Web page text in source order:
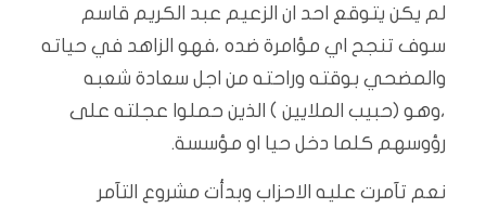
لم يكن يتوقع احد ان الزعيم عبد الكريم قاسم
سوف تنجح اي مؤامرة ضده ،فهو الزاهد في حياته
والمضحي بوقته وراحته من اجل سعادة شعبه
،وهو (حبيب الملايين ) الذين حملوا عجلته على
رؤوسهم كلما دخل حيا او مؤسسة.
نعم تآمرت عليه الاحزاب وبدأت مشروع التآمر